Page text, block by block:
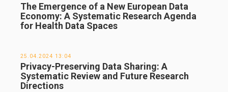
The Emergence of a New European Data
Economy: A Systematic Research Agenda
for Health Data Spaces
25.04.2024 13:04
Privacy-Preserving Data Sharing: A
Systematic Review and Future Research
Directions